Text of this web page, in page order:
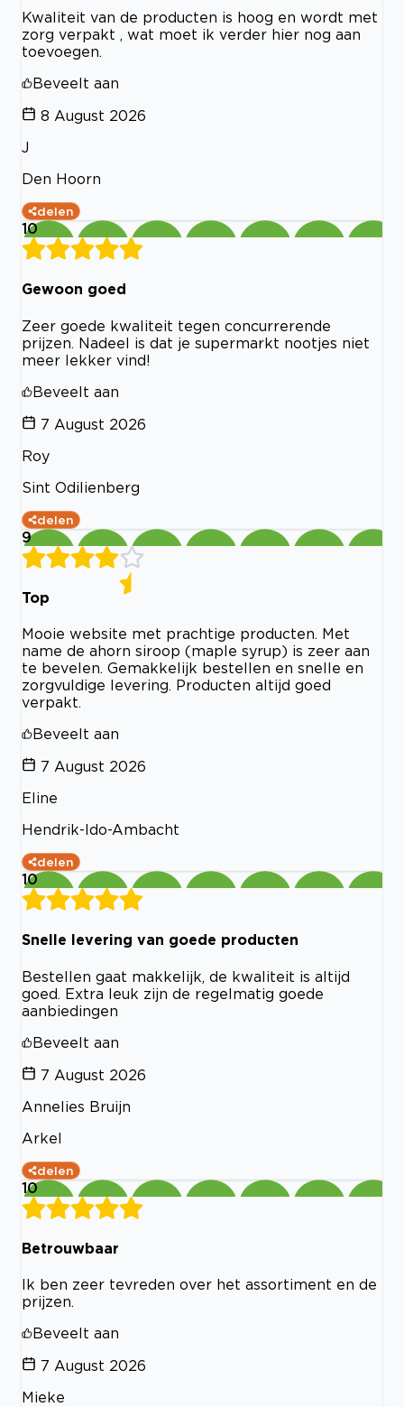
Kwaliteit van de producten is hoog en wordt met
zorg verpakt , wat moet ik verder hier nog aan
toevoegen.
Beveelt aan
8 August 2026
J
Den Hoorn
delen
10
Gewoon goed
Zeer goede kwaliteit tegen concurrerende
prijzen. Nadeel is dat je supermarkt nootjes niet
meer lekker vind!
Beveelt aan
7 August 2026
Roy
Sint Odilienberg
delen
9
Top
Mooie website met prachtige producten. Met
name de ahorn siroop (maple syrup) is zeer aan
te bevelen. Gemakkelijk bestellen en snelle en
zorgvuldige levering. Producten altijd goed
verpakt.
Beveelt aan
7 August 2026
Eline
Hendrik-Ido-Ambacht
delen
10
Snelle levering van goede producten
Bestellen gaat makkelijk, de kwaliteit is altijd
goed. Extra leuk zijn de regelmatig goede
aanbiedingen
Beveelt aan
7 August 2026
Annelies Bruijn
Arkel
delen
10
Betrouwbaar
Ik ben zeer tevreden over het assortiment en de
prijzen.
Beveelt aan
7 August 2026
Mieke